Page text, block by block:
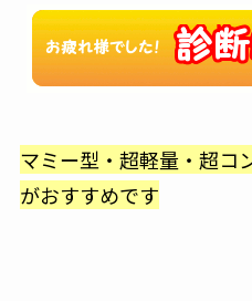
マミー型・超軽量・超コ
がおすすめです